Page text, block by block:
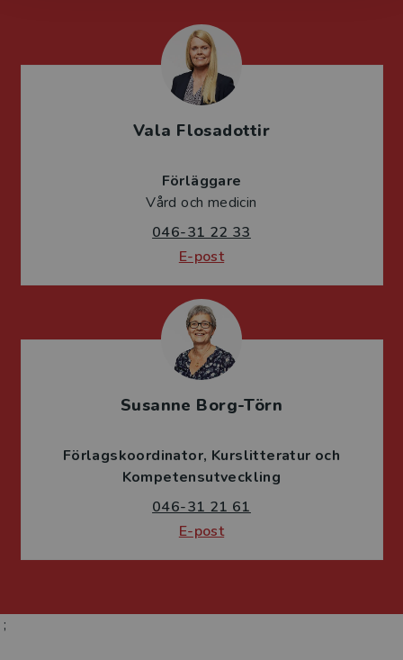
Vala Flosadottir
Förläggare
Vård och medicin
046-31 22 33
E-post
Susanne Borg-Törn
Förlagskoordinator Kurslitteratur och
Kompetensutveckling
046-31 21 61
E-post
;